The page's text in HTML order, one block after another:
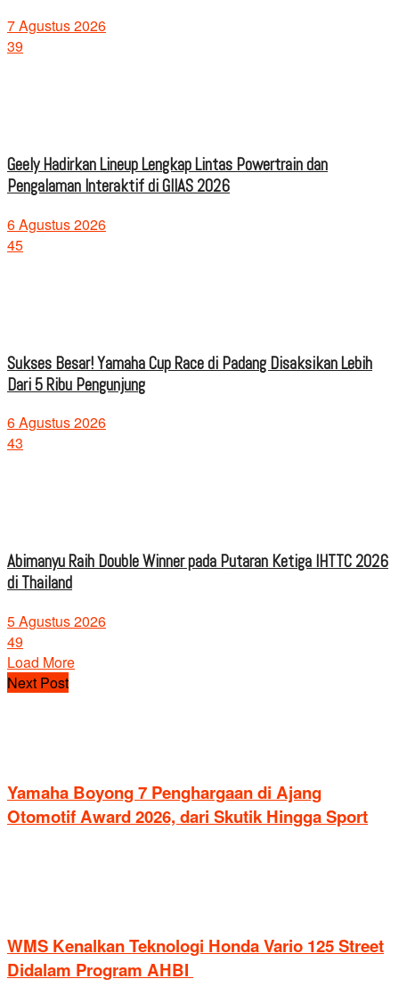
7 Agustus 2026
39
Geely Hadirkan Lineup Lengkap Lintas Powertrain dan
Pengalaman Interaktif di GIIAS 2026
6 Agustus 2026
45
Sukses Besar! Yamaha Cup Race di Padang Disaksikan Lebih
Dari 5 Ribu Pengunjung
6 Agustus 2026
43
Abimanyu Raih Double Winner pada Putaran Ketiga IHTTC 2026
di Thailand
5 Agustus 2026
49
Load More
Next Post
Yamaha Boyong 7 Penghargaan di Ajang
Otomotif Award 2026, dari Skutik Hingga Sport
WMS Kenalkan Teknologi Honda Vario 125 Street
Didalam Program AHBI